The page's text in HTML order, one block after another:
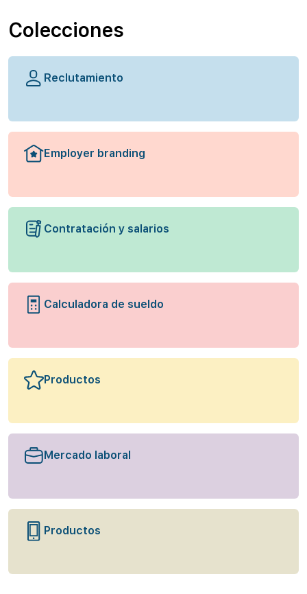
Colecciones
Reclutamiento
Employer branding
Contratación y salarios
Calculadora de sueldo
Productos
Mercado laboral
Productos